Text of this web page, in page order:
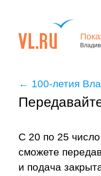
← 100-летия
С 20 по 25
сможете
и подача